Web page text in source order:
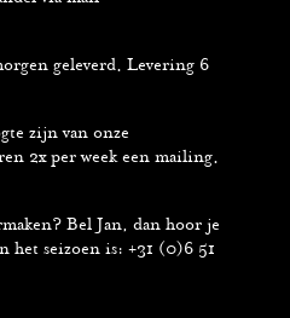
geleverd. Levering 6
zijn van onze
2x per week een mailing.
Bel Jan, dan hoor je
het seizoen is: +31 (0)6 51